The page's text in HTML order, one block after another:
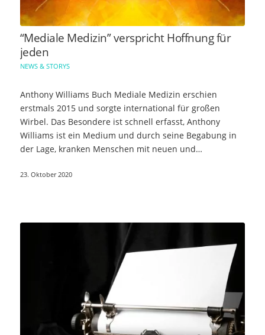
“Mediale Medizin” verspricht Hoffnung für
jeden
NEWS & STORYS
Anthony Williams Buch Mediale Medizin erschien
erstmals 2015 und sorgte international für großen
Wirbel. Das Besondere ist schnell erfasst, Anthony
Williams ist ein Medium und durch seine Begabung in
der Lage, kranken Menschen mit neuen und…
23. Oktober 2020